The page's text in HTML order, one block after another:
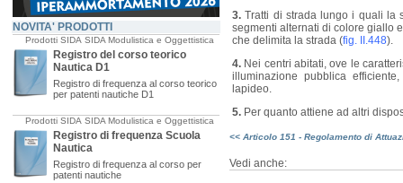
NOVITA' PRODOTTI
Prodotti SIDA SIDA Modulistica e Oggettistica
Registro del corso teorico
Nautica D1
Registro di frequenza al corso teorico
per patenti nautiche D1
Prodotti SIDA SIDA Modulistica e Oggettistica
Registro di frequenza Scuola
Nautica
Registro di frequenza al corso per
patenti nautiche
3. Tratti di strada lungo i quali la
segmenti alternati di colore giallo
che delimita la strada (fig. II.448).
4. Nei centri abitati, ove le
illuminazione pubblica
lapideo.
5. Per quanto attiene ad altri
<< Articolo 151 - Regolamento di
Vedi anche: